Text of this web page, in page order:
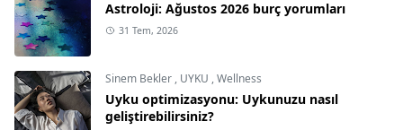
Astroloji: Ağustos 2026 burç yorumları
31 Tem, 2026
Sinem Bekler , UYKU ,Wellness
Uyku optimizasyonu: Uykunuzu nasıl
geliştirebilirsiniz?